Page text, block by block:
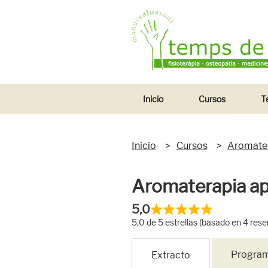
TEMPS DE
Tu salud en buenas manos
Inicio Cursos
Inicio Cursos
Aromaterapia
5,0
5,0 de 5 estrellas (basado en 4
Extracto